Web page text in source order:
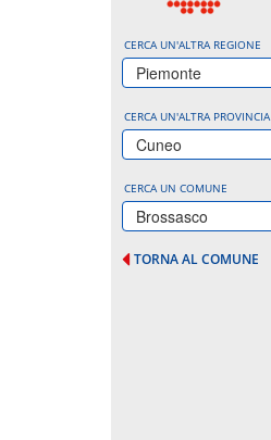
CERCA UN'ALTRA REGIONE
Piemonte
CERCA UN'ALTRA PROVINCIA
Cuneo
CERCA UN COMUNE
Brossasco
TORNA AL COMUNE